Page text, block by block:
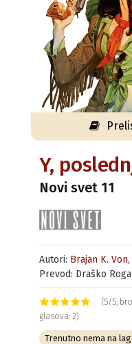
Y,
Novi svet 11
Autori: Brajan K. Von,
Prevod: Draško
(5/5;
glasova: 2)
Trenutno nema na